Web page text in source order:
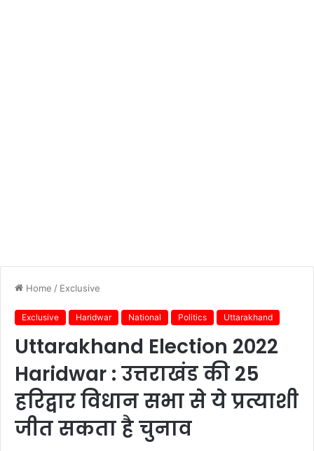
Home / Exclusive
Exclusive Haridwar National Politics Uttarakhand
Uttarakhand Election 2022
Haridwar : उत्तराखंड की 25
हरिद्वार विधान सभा से ये प्रत्याशी
जीत सकता है चुनाव